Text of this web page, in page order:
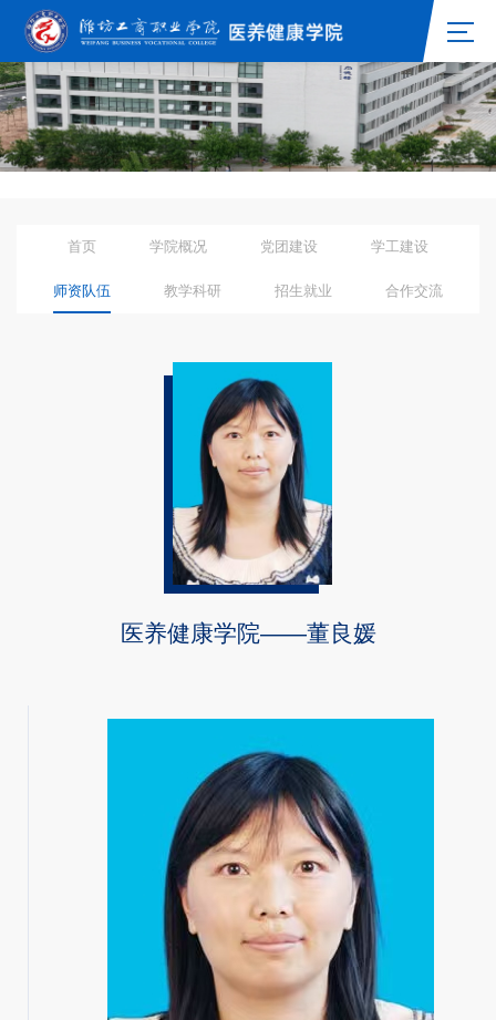
首页 学院概况 党团建设 学工建设
师资队伍 教学科研 招生就业 合作交流
医养健康学院——董良媛